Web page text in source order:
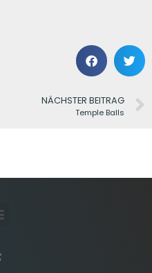
NÄCHSTER BEITRAG
Temple Balls